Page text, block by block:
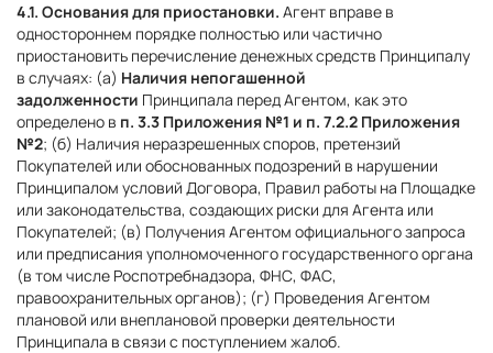
4.1. Основания для приостановки. Агент вправе в
одностороннем порядке полностью или частично
приостановить перечисление денежных средств Принципалу
в случаях: (а) Наличия непогашенной
задолженности Принципала перед Агентом, как это
определено в п. 3.3 Приложения №1 и п. 7.2.2 Приложения
№2; (б) Наличия неразрешенных споров, претензий
Покупателей или обоснованных подозрений в нарушении
Принципалом условий Договора, Правил работы на Площадке
или законодательства, создающих риски для Агента или
Покупателей; (в) Получения Агентом официального запроса
или предписания уполномоченного государственного органа
(в том числе Роспотребнадзора, ФНС, ФАС,
правоохранительных органов); (г) Проведения Агентом
плановой или внеплановой проверки деятельности
Принципала в связи с поступлением жалоб.